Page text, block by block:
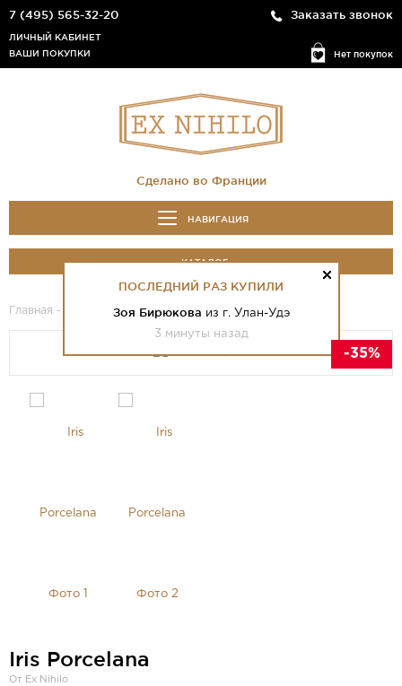
7 (495) 565-32-20 Заказать звонок
Нет покупок
ЛИЧНЫЙ КАБИНЕТ
ВАШИ ПОКУПКИ
Сделано во Франции
НАВИГАЦИЯ
КАТАЛОГ
Главная - - Iris Porcelana
-35%
ПОСЛЕДНИЙ РАЗ КУПИЛИ
Зоя Бирюкова из г. Улан-Удэ
3 минуты назад
Iris Porcelana
От Ex Nihilo